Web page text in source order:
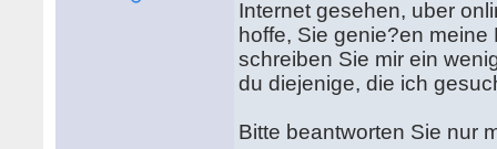
Internet gesehen, uber
hoffe, Sie genie?en
schreiben Sie mir ein
du diejenige, die ich
Bitte beantworten Sie nur